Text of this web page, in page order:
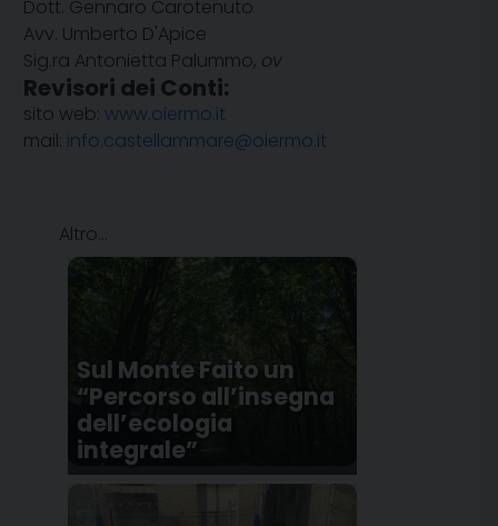
Dott. Gennaro Carotenuto
Avv. Umberto D'Apice
Sig.ra Antonietta Palummo, ov
Revisori dei Conti:
sito web: www.oiermo.it
mail: info.castellammare@oiermo.it
Altro...
Sul Monte Faito un
“Percorso all’insegna
dell’ecologia
integrale”